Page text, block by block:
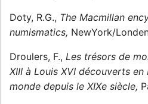
Doty, R.G., The Macmillan
numismatics, NewYork/
Droulers, F., Les trésors de
XIII à Louis XVI découverts
monde depuis le XIXe siècle,